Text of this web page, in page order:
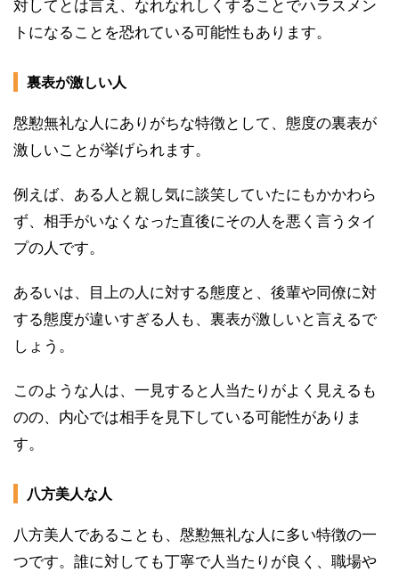
対してとは言え、なれなれしくすることでハラスメン
トになることを恐れている可能性もあります。
裏表が激しい人
慇懃無礼な人にありがちな特徴として、態度の裏表が
激しいことが挙げられます。
例えば、ある人と親し気に談笑していたにもかかわら
ず、相手がいなくなった直後にその人を悪く言うタイ
プの人です。
あるいは、目上の人に対する態度と、後輩や同僚に対
する態度が違いすぎる人も、裏表が激しいと言えるで
しょう。
このような人は、一見すると人当たりがよく見えるも
のの、内心では相手を見下している可能性がありま
す。
八方美人な人
八方美人であることも、慇懃無礼な人に多い特徴の一
つです。誰に対しても丁寧で人当たりが良く、職場や